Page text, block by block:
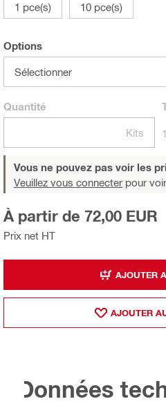
1 pce(s)
10 pce(s)
Options
Sélectionner
Quantité
Kits 1
Vous ne pouvez pas voir les
Veuillez vous connecter pour
Prix net HT
À partir de 72,00 EUR
AJOUTER
AJOUTER
Données